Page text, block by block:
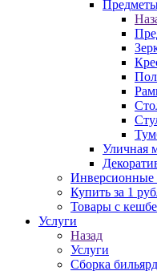
Уличная
Инверсионные
Купить за 1
Товары с
Услуги
Назад
Услуги
Сборка